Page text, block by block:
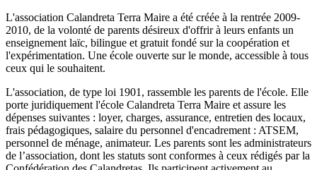
L'association Calandreta Terra Maire a été créée à la rentrée 2009-
2010, ​de la volonté de parents désireux d'offrir à leurs enfants un
enseignement laïc, ​bilingue et gratuit fondé sur la coopération et
l'expérimentation. Une école ​ouverte sur le monde, ​accessible à tous
ceux qui le souhaitent.
L'association, ​de type loi 1901, ​rassemble les parents de l'école. ​Elle
porte juridiquement l'école Calandreta Terra Maire et assure les
dépenses suivantes : loyer, charges, assurance, entretien des locaux,
frais pédagogiques, salaire du personnel d'encadrement : ATSEM,
personnel de ménage, animateur. ​Les parents sont les administrateurs
de l’association, ​dont les statuts sont conformes à ceux rédigés par la